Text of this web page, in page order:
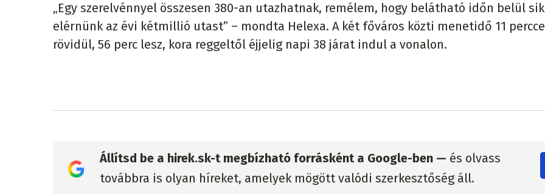
„Egy szerelvénnyel összesen 380-an utazhatnak, remélem, hogy belátható időn belül
elérnünk az évi kétmillió utast” – mondta Helexa. A két főváros közti menetidő 11
rövidül, 56 perc lesz, kora reggeltől éjjelig napi 38 járat indul a vonalon.
Állítsd be a hirek.sk-t megbízható forrásként a Google-ben — és olvass
továbbra is olyan híreket, amelyek mögött valódi szerkesztőség áll.